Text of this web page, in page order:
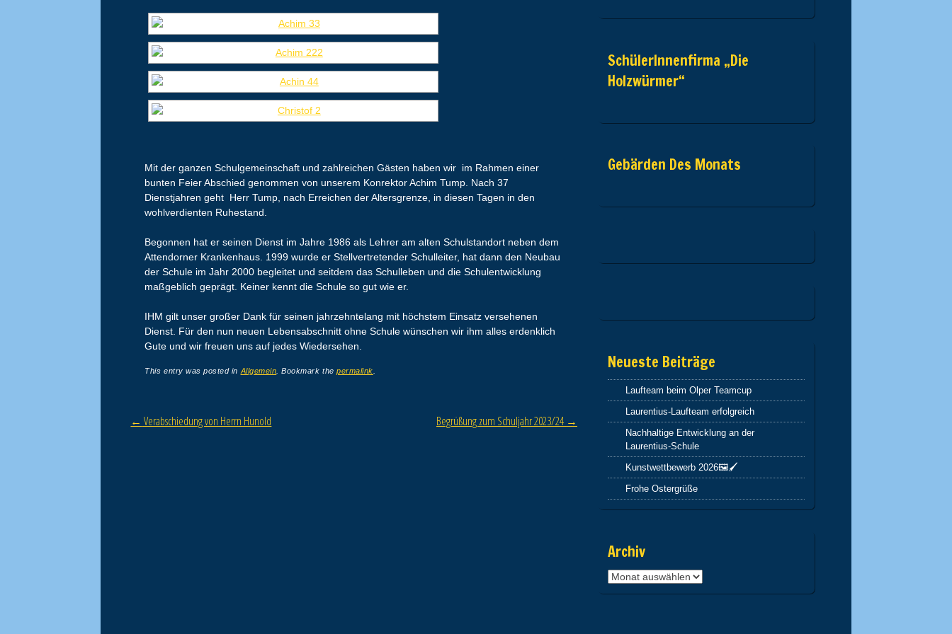
Mit der ganzen Schulgemeinschaft und zahlreichen Gästen haben wir im Rahmen einer
bunten Feier Abschied genommen von unserem Konrektor Achim Tump. Nach 37
Dienstjahren geht Herr Tump, nach Erreichen der Altersgrenze, in diesen Tagen in den
wohlverdienten Ruhestand.
Begonnen hat er seinen Dienst im Jahre 1986 als Lehrer am alten Schulstandort neben dem
Attendorner Krankenhaus. 1999 wurde er Stellvertretender Schulleiter, hat dann den Neubau
der Schule im Jahr 2000 begleitet und seitdem das Schulleben und die Schulentwicklung
maßgeblich geprägt. Keiner kennt die Schule so gut wie er.
IHM gilt unser großer Dank für seinen jahrzehntelang mit höchstem Einsatz versehenen
Dienst. Für den nun neuen Lebensabschnitt ohne Schule wünschen wir ihm alles erdenklich
Gute und wir freuen uns auf jedes Wiedersehen.
This entry was posted in Allgemein . Bookmark thepermalink
Post navigation
← Verabschiedung von Herrn Hunold Begrüßung zum Schuljahr 2023/24 →
SchülerInnenfirma „Die
Holzwürmer“
Gebärden Des Monats
Neueste Beiträge
Laufteam beim Olper Teamcup
Laurentius-Laufteam erfolgreich
Nachhaltige Entwicklung an der
Laurentius-Schule
Kunstwettbewerb 2026🖼️🖌️
Frohe Ostergrüße
Archiv
Archiv